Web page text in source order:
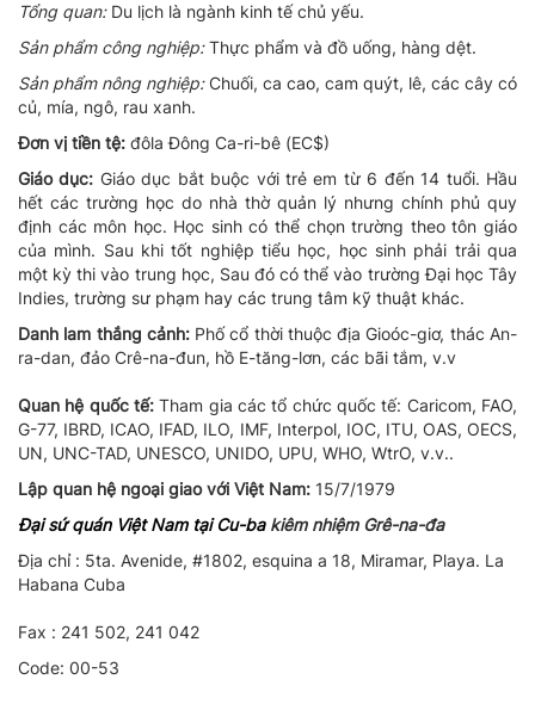
Tổng quan:Du lịch là ngành kinh tế chủ yếu.
Sản phẩm công nghiệp:Thực phẩm và đồ uống, hàng dệt.
Sản phẩm nông nghiệp:Chuối, ca cao, cam quýt, lê, các cây có
củ, mía, ngô, rau xanh.
Đơn vị tiền tệ: đôla Đông Ca-ri-bê (EC$)
Giáo dục: Giáo dục bắt buộc với trẻ em từ 6 đến 14 tuổi. Hầu
hết các trường học do nhà thờ quản lý nhưng chính phủ quy
định các môn học. Học sinh có thể chọn trường theo tôn giáo
của mình. Sau khi tốt nghiệp tiểu học, học sinh phải trải qua
một kỳ thi vào trung học, Sau đó có thể vào trường Đại học Tây
Indies, trường sư phạm hay các trung tâm kỹ thuật khác.
Danh lam thắng cảnh:Phố cổ thời thuộc địa Gioóc-giơ, thác An-
ra-dan, đảo Crê-na-đun, hồ E-tăng-lơn, các bãi tắm, v.v
Quan hệ quốc tế:Tham gia các tổ chức quốc tế: Caricom, FAO,
G-77, IBRD, ICAO, IFAD, ILO, IMF, Interpol, IOC, ITU, OAS, OECS,
UN, UNC-TAD, UNESCO, UNIDO, UPU, WHO, WtrO, v.v..
Lập quan hệ ngoại giao với Việt Nam: 15/7/1979
Đại sứ quán Việt Nam tại Cu-bakiêm nhiệm Grê-na-đa
Ðịa chỉ : 5ta. Avenide, #1802, esquina a 18, Miramar, Playa. La
Habana Cuba
Fax : 241 502, 241 042
Code: 00-53